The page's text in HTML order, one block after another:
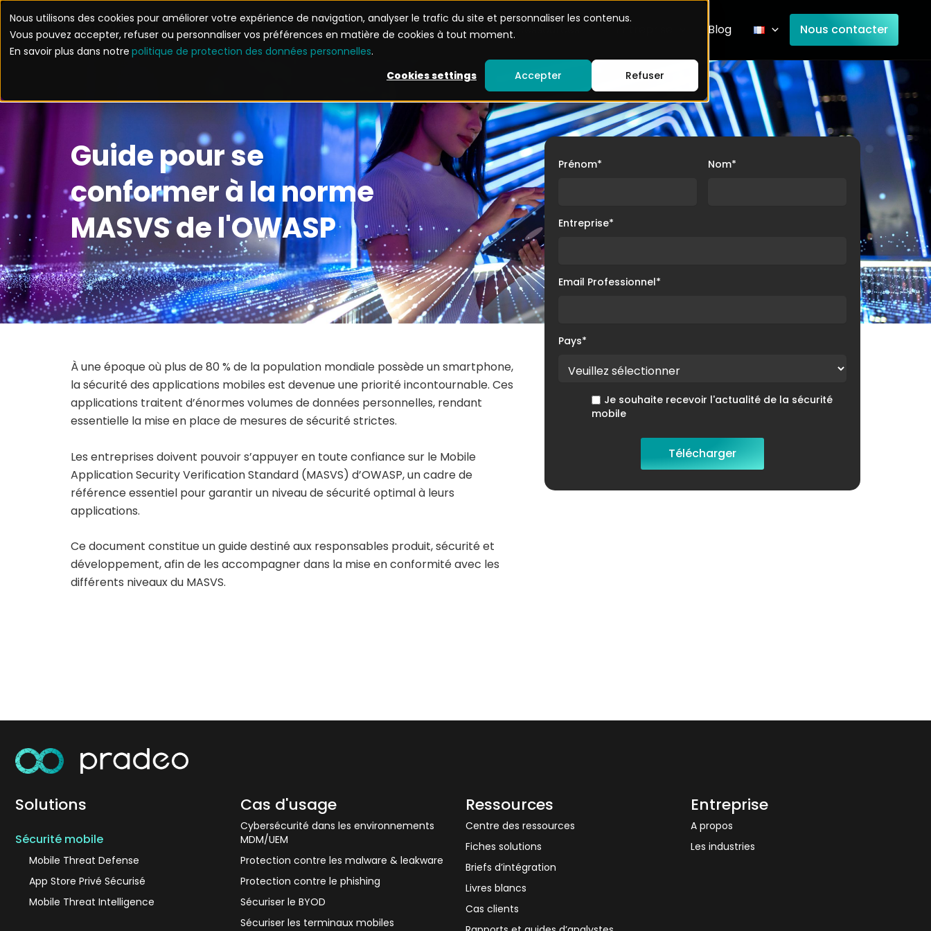
Nous utilisons des cookies pour améliorer votre expérience de navigation, analyser le trafic du site et personnaliser les contenus.
Vous pouvez accepter, refuser ou personnaliser vos préférences en matière de cookies à tout moment.
En savoir plus dans notre politique de protection des données personnelles.
Cookies settings
Accepter Refuser
au
contenu
Solutions Cas d’usage Devenez partenaire Blog Nous contacter
Guide pour se
conformer à la norme
MASVS de l'OWASP
À une époque où plus de 80 % de la population mondiale possède un smartphone,
la sécurité des applications mobiles est devenue une priorité incontournable. Ces
applications traitent d’énormes volumes de données personnelles, rendant
essentielle la mise en place de mesures de sécurité strictes.
Les entreprises doivent pouvoir s’appuyer en toute confiance sur le Mobile
Application Security Verification Standard (MASVS) d’OWASP, un cadre de
référence essentiel pour garantir un niveau de sécurité optimal à leurs
applications.
Ce document constitue un guide destiné aux responsables produit, sécurité et
développement, afin de les accompagner dans la mise en conformité avec les
différents niveaux du MASVS.
Prénom* Nom*
Entreprise*
Email Professionnel*
Pays*
Je souhaite recevoir l'actualité de la sécurité
mobile
Solutions
Sécurité mobile
Mobile Threat Defense
App Store Privé Sécurisé
Mobile Threat Intelligence
Cas d'usage
Cybersécurité dans les environnements
MDM/UEM
Protection contre les malware & leakware
Protection contre le phishing
Sécuriser le BYOD
Sécuriser les terminaux mobiles
Ressources
Centre des ressources
Fiches solutions
Briefs d’intégration
Livres blancs
Cas clients
Entreprise
A propos
Les industries